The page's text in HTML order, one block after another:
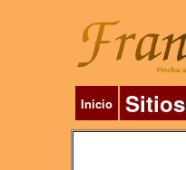
Inicio Sitios